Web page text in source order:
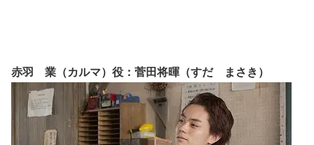
赤羽 業（カルマ）役：菅田将暉（すだ まさき）